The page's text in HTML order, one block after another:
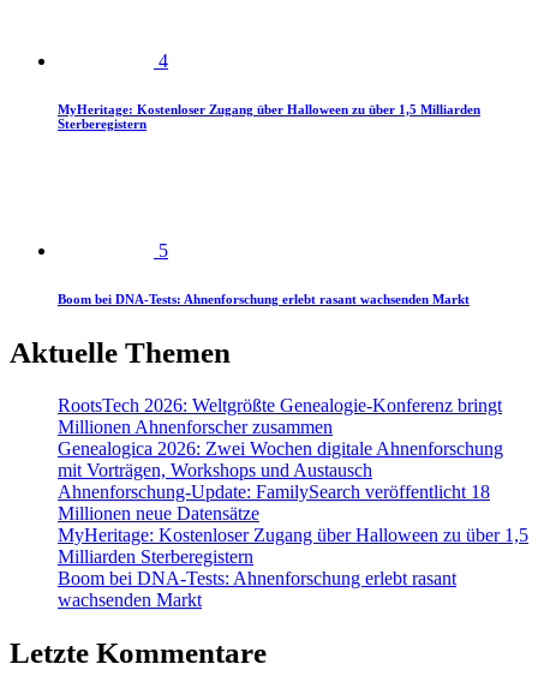
4
MyHeritage: Kostenloser Zugang über Halloween zu über 1,5 Milliarden
Sterberegistern
5
Boom bei DNA-Tests: Ahnenforschung erlebt rasant wachsenden Markt
Aktuelle Themen
RootsTech 2026: Weltgrößte Genealogie-Konferenz bringt
Millionen Ahnenforscher zusammen
Genealogica 2026: Zwei Wochen digitale Ahnenforschung
mit Vorträgen, Workshops und Austausch
Ahnenforschung-Update: FamilySearch veröffentlicht 18
Millionen neue Datensätze
MyHeritage: Kostenloser Zugang über Halloween zu über 1,5
Milliarden Sterberegistern
Boom bei DNA-Tests: Ahnenforschung erlebt rasant
wachsenden Markt
Letzte Kommentare